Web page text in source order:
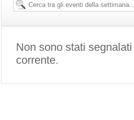
Non sono stati
corrente.